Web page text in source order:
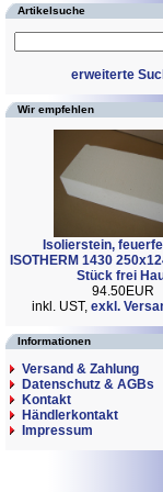
Artikelsuche
erweiterte
Wir empfehlen
Isolierstein,
ISOTHERM 1430
Stück frei
94.50EUR
inkl. UST, exkl.
Informationen
Versand & Zahlung
Datenschutz & AGBs
Kontakt
Händlerkontakt
Impressum